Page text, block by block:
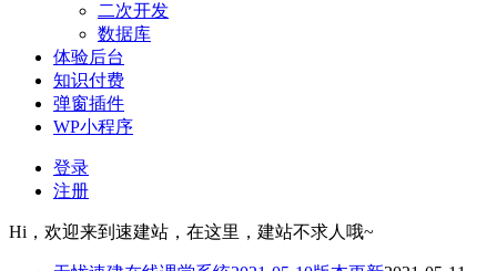
二次开发
数据库
体验后台
知识付费
弹窗插件
WP小程序
登录
注册
Hi，欢迎来到速建站，在这里，建站不求人哦~